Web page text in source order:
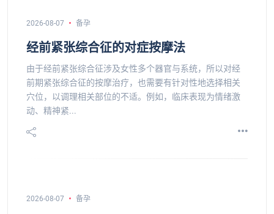
2026-08-07 备孕
经前紧张综合征的对症按摩法
由于经前紧张综合征涉及女性多个器官与系统，所以对经
前期紧张综合征的按摩治疗，也需要有针对性地选择相关
穴位，以调理相关部位的不适。例如，临床表现为情绪激
动、精神紧...
2026-08-07 备孕